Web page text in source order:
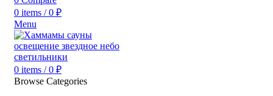
0 items / 0 ₽
Menu
0 items / 0 ₽
Browse Categories